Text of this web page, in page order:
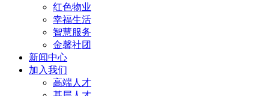
红色物业
幸福生活
智慧服务
金馨社团
新闻中心
加入我们
高端人才